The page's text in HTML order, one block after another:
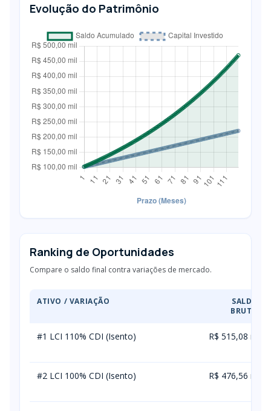
Evolução do Patrimônio
Ranking de Oportunidades
Compare o saldo final contra variações de mercado.
ATIVO / VARIAÇÃO
SALDO
BRUTO
#1 LCI 110% CDI (Isento)
R$ 515,08 m
#2 LCI 100% CDI (Isento)
R$ 476,56 m